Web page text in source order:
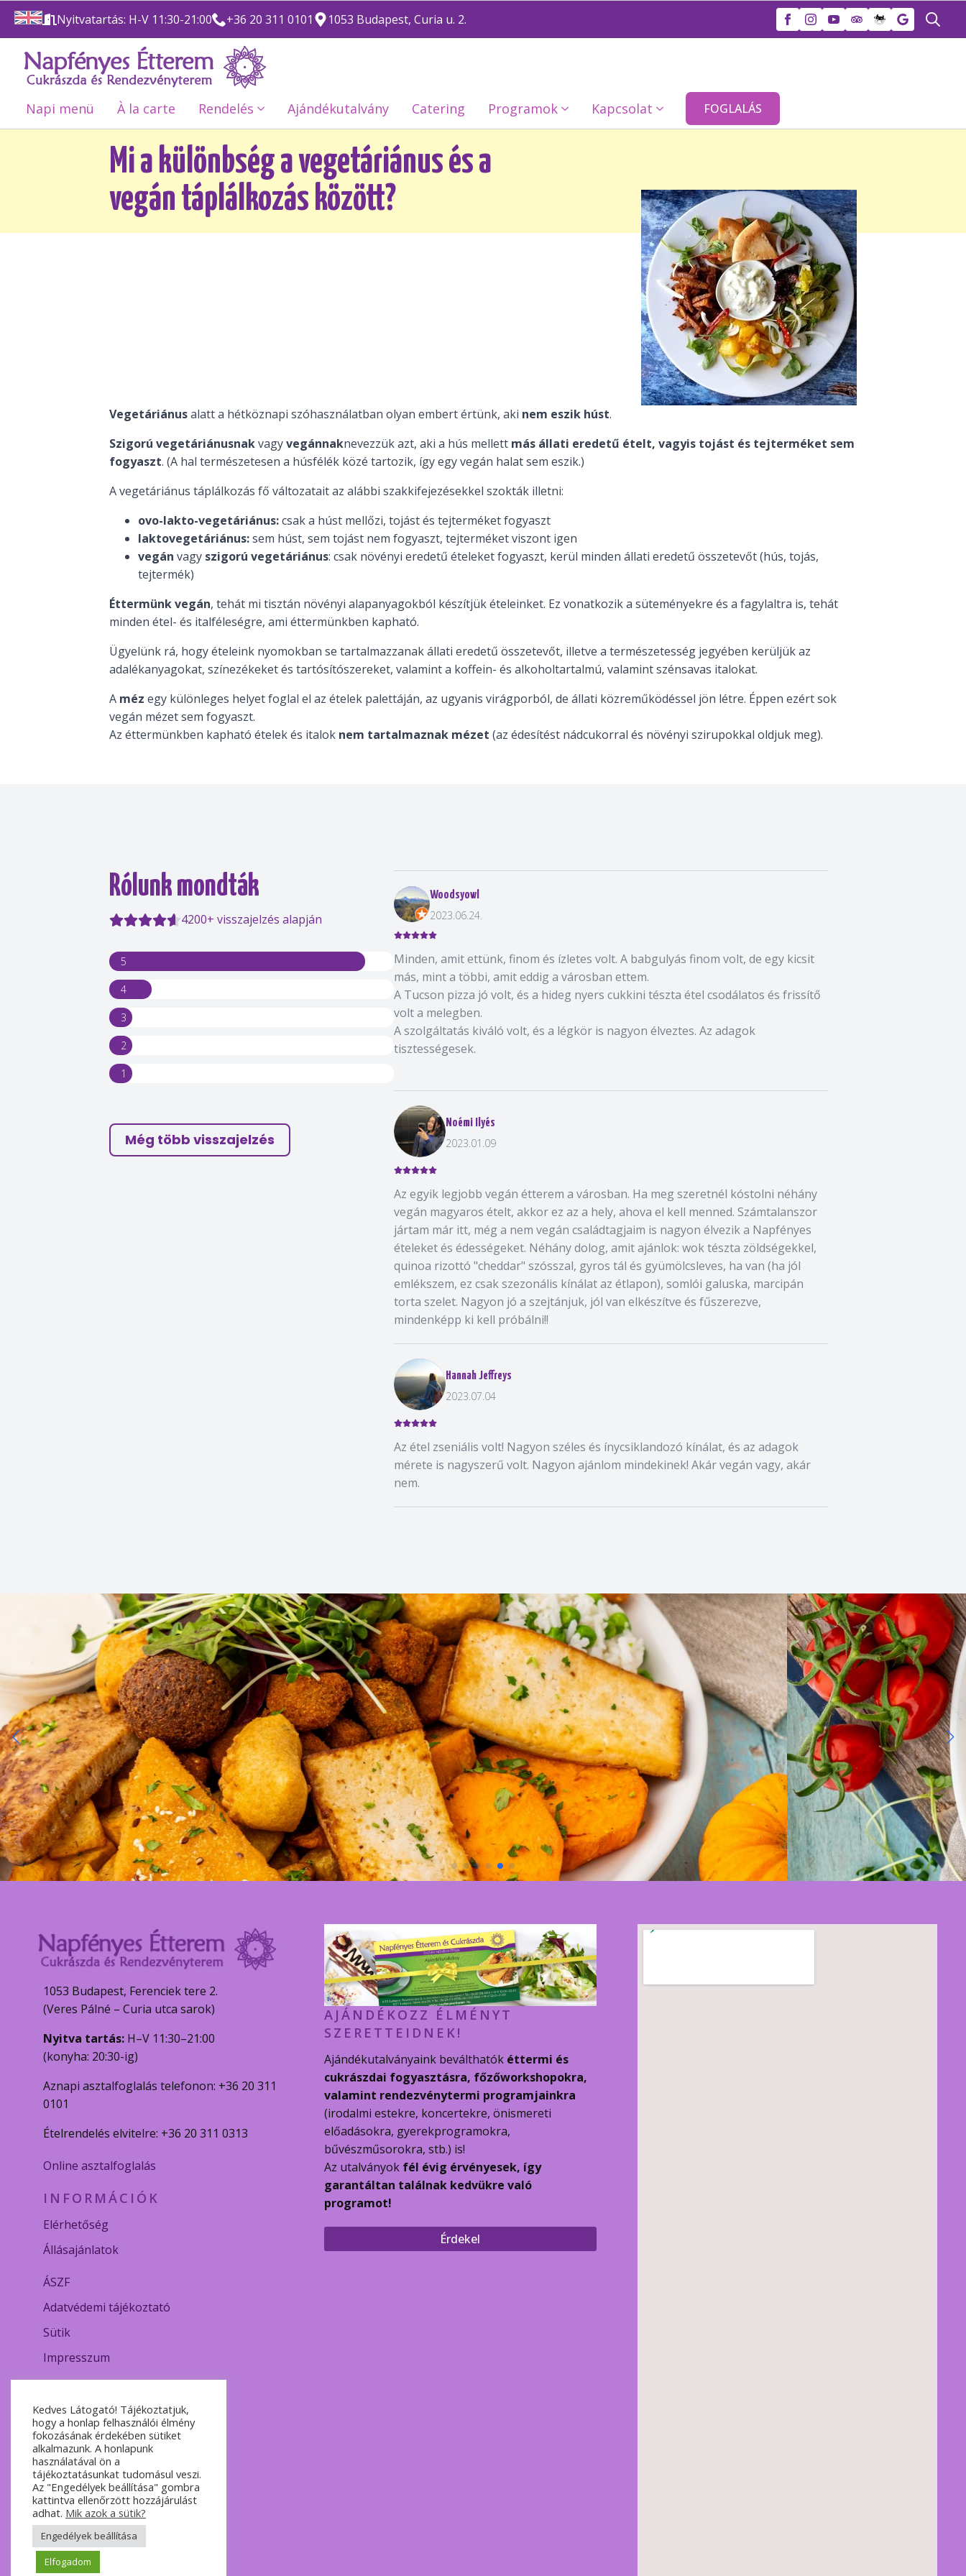
Nyitvatartás: H-V 11:30-21:00 +36 20 311 0101
1053 Budapest, Curia u. 2.
Napi menü À la carte Rendelés Ajándékutalvány Catering Programok Kapcsolat FOGLALÁS
Mi a különbség a vegetáriánus és a
vegán táplálkozás között?
Vegetáriánusalatt a hétköznapi szóhasználatban olyan embert értünk, aki nem eszik húst.
Szigorú vegetáriánusnakvagyvegánnaknevezzük azt, aki a hús mellett más állati eredetű ételt, vagyis tojást és tejterméket sem
fogyaszt. (A hal természetesen a húsfélék közé tartozik, így egy vegán halat sem eszik.)
A vegetáriánus táplálkozás fő változatait az alábbi szakkifejezésekkel szokták illetni:
ovo-lakto-vegetáriánus:csak a húst mellőzi, tojást és tejterméket fogyaszt
laktovegetáriánus:sem húst, sem tojást nem fogyaszt, tejterméket viszont igen
vegán vagy szigorú vegetáriánus: csak növényi eredetű ételeket fogyaszt, kerül minden állati eredetű összetevőt (hús, tojás,
tejtermék)
Éttermünkvegán, tehát mi tisztán növényi alapanyagokból készítjük ételeinket. Ez vonatkozik a süteményekre és a fagylaltra is, tehát
minden étel- és italféleségre, ami éttermünkben kapható.
Ügyelünk rá, hogy ételeink nyomokban se tartalmazzanak állati eredetű összetevőt, illetve a természetesség jegyében kerüljük az
adalékanyagokat, színezékeket és tartósítószereket, valamint a koffein- és alkoholtartalmú, valamint szénsavas italokat.
A méz egy különleges helyet foglal el az ételek palettáján, az ugyanis virágporból, de állati közreműködéssel jön létre. Éppen ezért sok
vegán mézet sem fogyaszt.
Az éttermünkben kapható ételek és italok nem tartalmaznak mézet (az édesítést nádcukorral és növényi szirupokkal oldjuk meg).
Rólunk mondták
4200+ visszajelzés alapján
5
4
3
2
1
Még több visszajelzés
Woodsyowl
2023.06.24.
Minden, amit ettünk, finom és ízletes volt. A babgulyás finom volt, de egy kicsit
más, mint a többi, amit eddig a városban ettem.
A Tucson pizza jó volt, és a hideg nyers cukkini tészta étel csodálatos és frissítő
volt a melegben.
A szolgáltatás kiváló volt, és a légkör is nagyon élveztes. Az adagok
tisztességesek.
Noémi Ilyés
2023.01.09
Az egyik legjobb vegán étterem a városban. Ha meg szeretnél kóstolni néhány
vegán magyaros ételt, akkor ez az a hely, ahova el kell menned. Számtalanszor
jártam már itt, még a nem vegán családtagjaim is nagyon élvezik a Napfényes
ételeket és édességeket. Néhány dolog, amit ajánlok: wok tészta zöldségekkel,
quinoa rizottó "cheddar" szósszal, gyros tál és gyümölcsleves, ha van (ha jól
emlékszem, ez csak szezonális kínálat az étlapon), somlói galuska, marcipán
torta szelet. Nagyon jó a szejtánjuk, jól van elkészítve és fűszerezve,
mindenképp ki kell próbálni!!
Hannah Jeffreys
2023.07.04
Az étel zseniális volt! Nagyon széles és ínycsiklandozó kínálat, és az adagok
mérete is nagyszerű volt. Nagyon ajánlom mindekinek! Akár vegán vagy, akár
nem.
1053 Budapest, Ferenciek tere 2.
(Veres Pálné – Curia utca sarok)
Nyitva tartás: H–V 11:30–21:00
(konyha: 20:30-ig)
Aznapi asztalfoglalás telefonon: +36 20 311
0101
Ételrendelés elvitelre: +36 20 311 0313
Online asztalfoglalás
INFORMÁCIÓK
Elérhetőség
Állásajánlatok
ÁSZF
Adatvédemi tájékoztató
Sütik
Impresszum
AJÁNDÉKOZZ ÉLMÉNYT
SZERETTEIDNEK!
Ajándékutalványaink beválthatók éttermi és
cukrászdai fogyasztásra, főzőworkshopokra,
valamint rendezvénytermi programjainkra
(irodalmi estekre, koncertekre, önismereti
előadásokra, gyerekprogramokra,
bűvészműsorokra, stb.) is!
Az utalványok fél évig érvényesek, így
garantáltan találnak kedvükre való
programot!
Érdekel
Kedves Látogató! Tájékoztatjuk,
hogy a honlap felhasználói élmény
fokozásának érdekében sütiket
alkalmazunk. A honlapunk
használatával ön a
tájékoztatásunkat tudomásul veszi.
Az "Engedélyek beállítása" gombra
kattintva ellenőrzött hozzájárulást
adhat. Mik azok a sütik?
Engedélyek beállítása
Elfogadom